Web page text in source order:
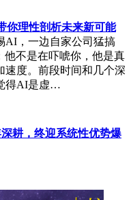
机——如何在保持设计创
仍是未来需要探索的课
你理性剖析未来新可能
AI，一边自家公司猛搞
他不是在吓唬你，他是真
速度。前段时间和几个深
得AI是虚…
耕，终迎系统性优势爆